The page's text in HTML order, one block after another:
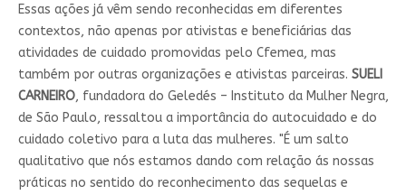
Essas ações já vêm sendo reconhecidas em diferentes
contextos, não apenas por ativistas e beneficiárias das
atividades de cuidado promovidas pelo Cfemea, mas
também por outras organizações e ativistas parceiras. SUELI
CARNEIRO, fundadora do Geledés – Instituto da Mulher Negra,
de São Paulo, ressaltou a importância do autocuidado e do
cuidado coletivo para a luta das mulheres. "É um salto
qualitativo que nós estamos dando com relação ás nossas
práticas no sentido do reconhecimento das sequelas e